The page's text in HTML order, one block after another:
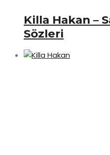
Killa Hakan –
Sözleri